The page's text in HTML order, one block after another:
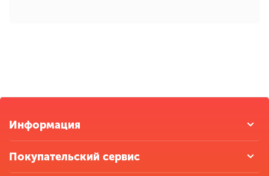
Информация
Покупательский сервис